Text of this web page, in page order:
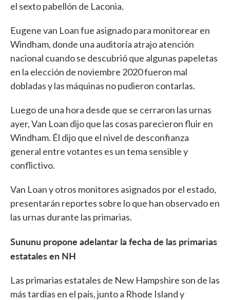
el sexto pabellón de Laconia.
Eugene van Loan fue asignado para monitorear en
Windham, donde una auditoría atrajo atención
nacional cuando se descubrió que algunas papeletas
en la elección de noviembre 2020 fueron mal
dobladas y las máquinas no pudieron contarlas.
Luego de una hora desde que se cerraron las urnas
ayer, Van Loan dijo que las cosas parecieron fluir en
Windham. Él dijo que el nivel de desconfianza
general entre votantes es un tema sensible y
conflictivo.
Van Loan y otros monitores asignados por el estado,
presentarán reportes sobre lo que han observado en
las urnas durante las primarias.
Sununu propone adelantar la fecha de las primarias
estatales en NH
Las primarias estatales de New Hampshire son de las
más tardías en el país, junto a Rhode Island y